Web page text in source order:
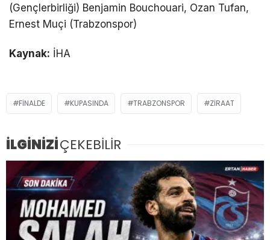
(Gençlerbirliği) Benjamin Bouchouari, Ozan Tufan,
Ernest Muçi (Trabzonspor)
Kaynak: İHA
FINALDE KUPASINDA TRABZONSPOR ZIRAAT
İLGİNİZİÇEKEBİLİR